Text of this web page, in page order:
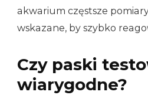
akwarium częstsze
wskazane, by szybko
Czy paski
wiarygodne?